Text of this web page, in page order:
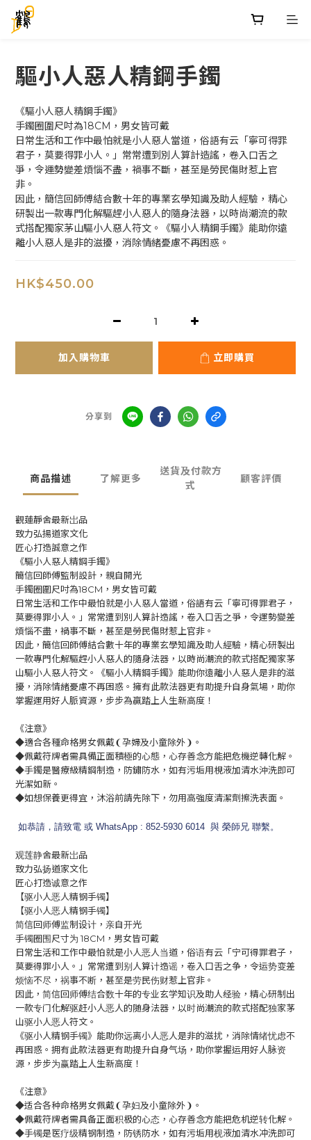
驅小人惡人精鋼手鐲
《驅小人惡人精鋼手鐲》
手鐲圈圍尺吋為18CM，男女皆可戴
日常生活和工作中最怕就是小人惡人當道，俗語有云「寧可得罪
君子，莫要得罪小人。」常常遭到別人算計造謠，卷入口舌之
爭，令運勢變差煩惱不盡，禍事不斷，甚至是勞民傷財惹上官
非。
因此，簡信回師傅結合數十年的專業玄學知識及助人經驗，精心
研製出一款專門化解驅趕小人惡人的隨身法器，以時尚潮流的款
式搭配獨家茅山驅小人惡人符文。《驅小人精鋼手鐲》能助你遠
離小人惡人是非的滋擾，消除情緒憂慮不再困惑。
HK$450.00
加入購物車 立即購買
分享到
商品描述 了解更多
送貨及付款方
式
顧客評價
觀蓮靜舍最新岀品
致力弘揚道家文化
匠心打造誠意之作
《驅小人惡人精鋼手鐲》
簡信回師傅監制設計，親自開光
手鐲圈圍尺吋為18CM，男女皆可戴
日常生活和工作中最怕就是小人惡人當道，俗語有云「寧可得罪君子，
莫要得罪小人。」常常遭到別人算計造謠，卷入口舌之爭，令運勢變差
煩惱不盡，禍事不斷，甚至是勞民傷財惹上官非。
因此，簡信回師傅結合數十年的專業玄學知識及助人經驗，精心研製出
一款專門化解驅趕小人惡人的隨身法器，以時尚潮流的款式搭配獨家茅
山驅小人惡人符文。
《驅小人精鋼手鐲》能助你遠離小人惡人是非的滋
擾，消除情緒憂慮不再困惑。擁有此款法器更有助提升自身氣場，助你
掌握運用好人脈資源，步步為贏踏上人生新高度！
《注意》
◆適合各種命格男女佩戴❨孕婦及小童除外❩。
◆佩戴符牌者需具備正面積極的心態，心存善念方能把危機逆轉化解。
◆手鐲是醫療級精鋼制造，防鏽防水，如有污垢用梘液加清水沖洗即可
光潔如新。
◆如想保養更得宜，沐浴前請先除下，勿用高強度清潔劑擦洗表面。
如恭請，請致電 或 WhatsApp : 852-5930 6014 與 榮師兄 聯繫。
观莲静舍最新岀品
致力弘扬道家文化
匠心打造诚意之作
【驱小人恶人精钢手镯】
【驱小人恶人精钢手镯】
简信回师傅监制设计，亲自开光
手镯圈围尺寸为 18CM，男女皆可戴
日常生活和工作中最怕就是小人恶人当道，俗语有云「宁可得罪君子，
莫要得罪小人。」常常遭到别人算计造谣，卷入口舌之争，令运势变差
烦恼不尽，祸事不断，甚至是劳民伤财惹上官非。
因此，简信回师傅结合数十年的专业玄学知识及助人经验，精心研制出
一款专门化解驱赶小人恶人的随身法器，以时尚潮流的款式搭配独家茅
山驱小人恶人符文。
《驱小人精钢手镯》能助你远离小人恶人是非的滋扰，消除情绪忧虑不
再困惑。拥有此款法器更有助提升自身气场，助你掌握运用好人脉资
源，步步为赢踏上人生新高度！
《注意》
◆适合各种命格男女佩戴❨孕妇及小童除外❩。
◆佩戴符牌者需具备正面积极的心态，心存善念方能把危机逆转化解。
◆手镯是医疗级精钢制造，防锈防水，如有污垢用枧液加清水冲洗即可